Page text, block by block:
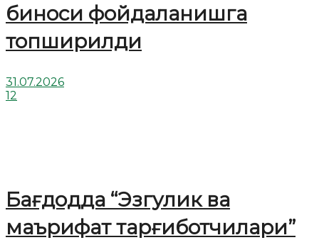
биноси фойдаланишга
топширилди
31.07.2026
12
Бағдодда “Эзгулик ва
маърифат тарғиботчилари”